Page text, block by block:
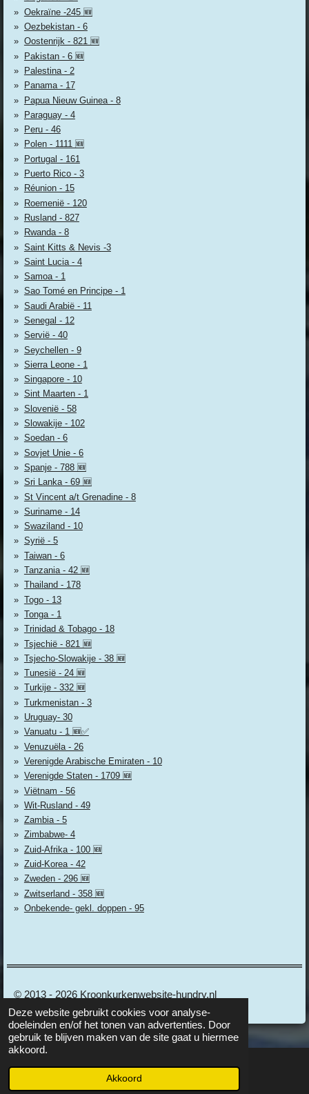
Deze website gebruikt cookies voor analyse-
doeleinden en/of het tonen van advertenties. Door
gebruik te blijven maken van de site gaat u hiermee
akkoord.
Akkoord
Oekraïne -245 🆕
Oezbekistan - 6
Oostenrijk - 821 🆕
Pakistan - 6 🆕
Palestina - 2
Panama - 17
Papua Nieuw Guinea - 8
Paraguay - 4
Peru - 46
Polen - 1111 🆕
Portugal - 161
Puerto Rico - 3
Réunion - 15
Roemenië - 120
Rusland - 827
Rwanda - 8
Saint Kitts & Nevis -3
Saint Lucia - 4
Samoa - 1
Sao Tomé en Principe - 1
Saudi Arabië - 11
Senegal - 12
Servië - 40
Seychellen - 9
Sierra Leone - 1
Singapore - 10
Sint Maarten - 1
Slovenië - 58
Slowakije - 102
Soedan - 6
Sovjet Unie - 6
Spanje - 788 🆕
Sri Lanka - 69 🆕
St Vincent a/t Grenadine - 8
Suriname - 14
Swaziland - 10
Syrië - 5
Taiwan - 6
Tanzania - 42 🆕
Thailand - 178
Togo - 13
Tonga - 1
Trinidad & Tobago - 18
Tsjechië - 821 🆕
Tsjecho-Slowakije - 38 🆕
Tunesië - 24 🆕
Turkije - 332 🆕
Turkmenistan - 3
Uruguay- 30
Vanuatu - 1 🆕✅
Venuzuëla - 26
Verenigde Arabische Emiraten - 10
Verenigde Staten - 1709 🆕
Viëtnam - 56
Wit-Rusland - 49
Zambia - 5
Zimbabwe- 4
Zuid-Afrika - 100 🆕
Zuid-Korea - 42
Zweden - 296 🆕
Zwitserland - 358 🆕
Onbekende- gekl. doppen - 95
© 2013 - 2026 Kroonkurkenwebsite-hundry.nl